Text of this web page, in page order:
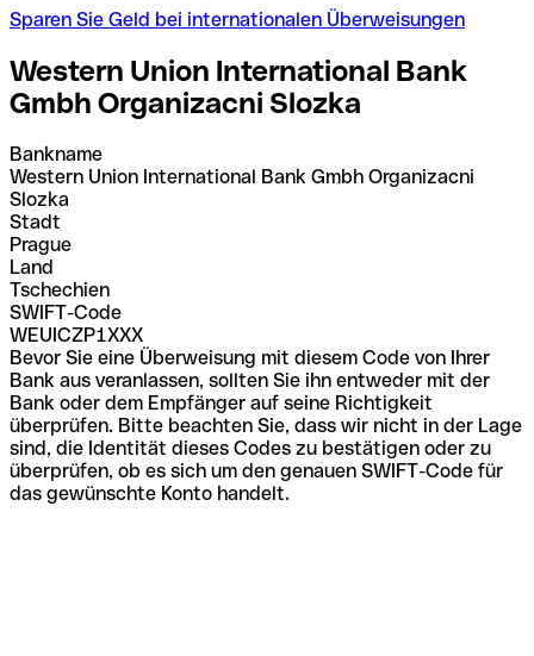
Sparen Sie Geld bei internationalen Überweisungen
Western Union International Bank
Gmbh Organizacni Slozka
Bankname
Western Union International Bank Gmbh Organizacni
Slozka
Stadt
Prague
Land
Tschechien
SWIFT-Code
WEUICZP1XXX
Bevor Sie eine Überweisung mit diesem Code von Ihrer
Bank aus veranlassen, sollten Sie ihn entweder mit der
Bank oder dem Empfänger auf seine Richtigkeit
überprüfen. Bitte beachten Sie, dass wir nicht in der Lage
sind, die Identität dieses Codes zu bestätigen oder zu
überprüfen, ob es sich um den genauen SWIFT-Code für
das gewünschte Konto handelt.